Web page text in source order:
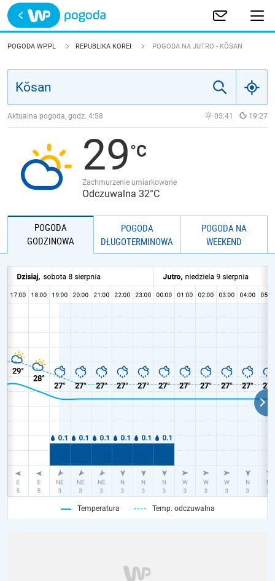
Trwa ładowanie
POLSKA
JAKOŚĆ POWIETRZA
POGODA WP.PL REPUBLIKA KOREI POGODA NA JUTRO - KŎSAN
Aktualna pogoda, godz. 4:58 05:41 19:27
29
Zachmurzenie umiarkowane
Odczuwalna 32°C
POGODA
GODZINOWA
POGODA
DŁUGOTERMINOWA
POGODA NA
WEEKEND
Temperatura Temp. odczuwalna